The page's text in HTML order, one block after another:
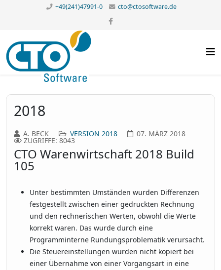
+49(241)47991-0 cto@ctosoftware.de
2018
A. BECK VERSION 2018 07. MÄRZ 2018
ZUGRIFFE: 8043
CTO Warenwirtschaft 2018 Build
105
Unter bestimmten Umständen wurden Differenzen
festgestellt zwischen einer gedruckten Rechnung
und den rechnerischen Werten, obwohl die Werte
korrekt waren. Das wurde durch eine
Programminterne Rundungsproblematik verursacht.
Die Steuereinstellungen wurden nicht kopiert bei
einer Übernahme von einer Vorgangsart in eine